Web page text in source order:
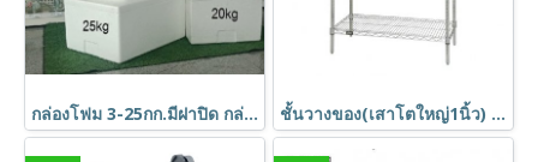
กล่องโฟม 3-25กก.มีฝาปิด กล่องเก็บอาหาร ลังโฟม กล่องเก็บความเย็น กล่องโฟมเก็บความเย็น กล่องลังโฟม สินค้าใหม่(มือ1) ชั้นวางของ(เสาโตใหญ่1นิ้ว) ชั้นอเนกประสงค์ชุบโครเมี่ยม ชั้นวาง4ชั้น ถอดประกอบได้ Shelf ตรา Happy Move